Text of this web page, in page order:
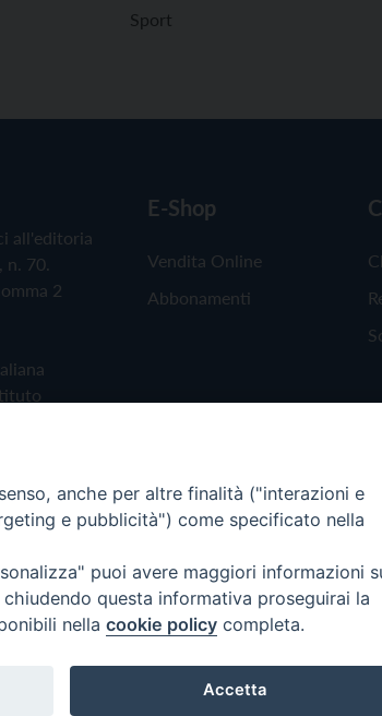
Sport
all'editoria
n. 70.
2
E-Shop
Vendita Online
Abbonamenti
anche per altre finalità ("interazioni e
e pubblicità") come specificato nella
puoi avere maggiori informazioni
questa informativa proseguirai la
nella cookie policy completa.
Accetta